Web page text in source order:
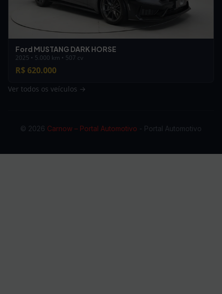
Ford MUSTANG DARK HORSE
2025 • 5.000 km • 507 cv
R$ 620.000
Ver todos os veículos →
© 2026 Carnow – Portal Automotivo - Portal Automotivo